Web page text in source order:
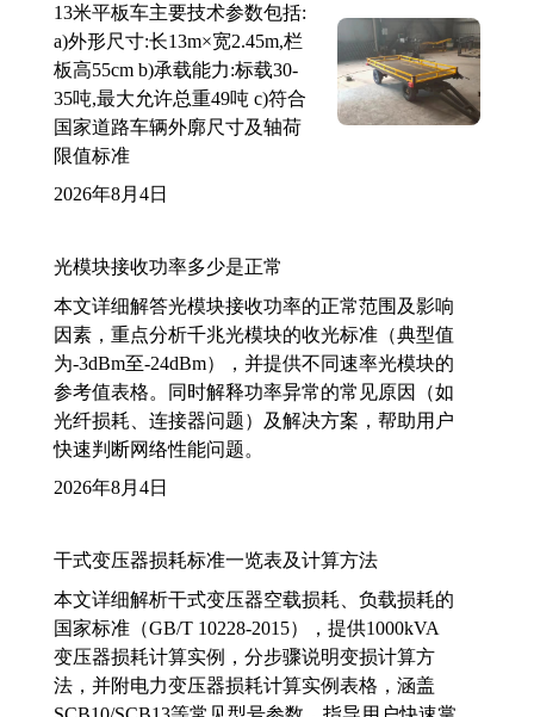
13米平板车主要技术参数包括:
a)外形尺寸:长13m×宽2.45m,栏
板高55cm b)承载能力:标载30-
35吨,最大允许总重49吨 c)符合
国家道路车辆外廓尺寸及轴荷
限值标准
2026年8月4日
光模块接收功率多少是正常
本文详细解答光模块接收功率的正常范围及影响
因素，重点分析千兆光模块的收光标准（典型值
为-3dBm至-24dBm），并提供不同速率光模块的
参考值表格。同时解释功率异常的常见原因（如
光纤损耗、连接器问题）及解决方案，帮助用户
快速判断网络性能问题。
2026年8月4日
干式变压器损耗标准一览表及计算方法
本文详细解析干式变压器空载损耗、负载损耗的
国家标准（GB/T 10228-2015），提供1000kVA
变压器损耗计算实例，分步骤说明变损计算方
法，并附电力变压器损耗计算实例表格，涵盖